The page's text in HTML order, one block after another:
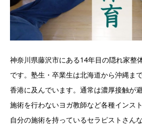
神奈川県藤沢市にある14年目の隠れ家整
です。塾生・卒業生は北海道から沖縄ま
香港に及んでいます。通常は濃厚接触が
施術を行わないヨガ教師など各種インス
自分の施術を持っているセラピストさん